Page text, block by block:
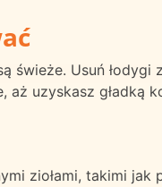
świeże. Usuń
aż uzyskasz gładką
ziołami, takimi